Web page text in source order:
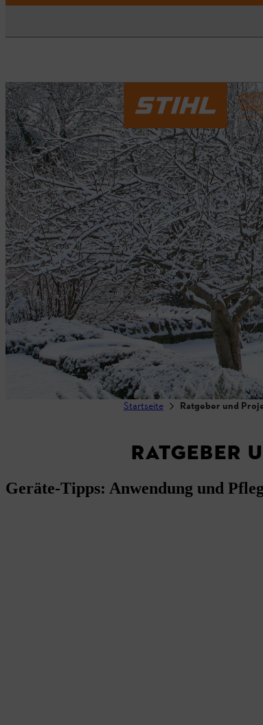
Startseite Ratgeber und
RATGEBER
Geräte-Tipps: Anwendung und